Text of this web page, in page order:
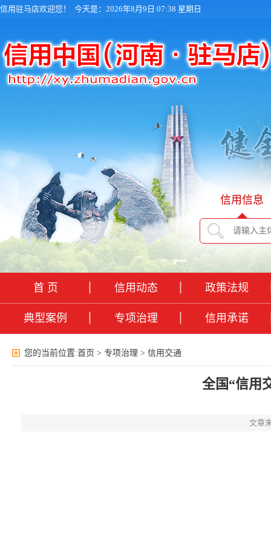
信用驻马店欢迎您！ 今天是：2026年8月9日 07:38 星期日
信用信息
首 页 信用动态 政策法规
典型案例 专项治理 信用承诺
您的当前位置:首页 > 专项治理 > 信用交通
全国“信用
文章